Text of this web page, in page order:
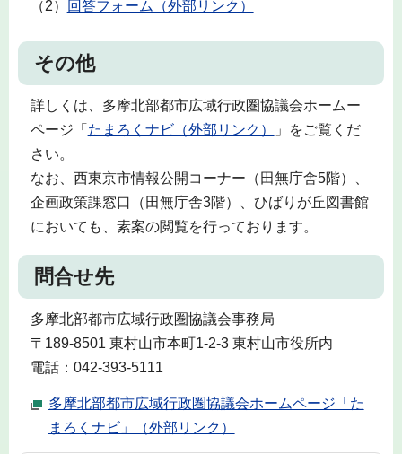
（2） 回答フォーム（外部リンク）
その他
詳しくは、多摩北部都市広域行政圏協議会ホームー
ページ「 たまろくナビ（外部リンク）
」をご覧くだ
さい。
なお、西東京市情報公開コーナー（田無庁舎5階）、
企画政策課窓口（田無庁舎3階）、ひばりが丘図書館
においても、素案の閲覧を行っております。
問合せ先
多摩北部都市広域行政圏協議会事務局
〒189-8501 東村山市本町1‐2‐3 東村山市役所内
電話：042-393-5111
多摩北部都市広域行政圏協議会ホームページ「た
まろくナビ」（外部リンク）